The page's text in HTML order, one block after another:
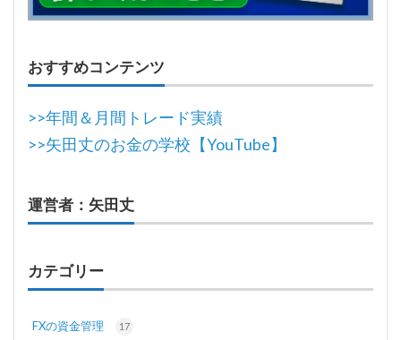
おすすめコンテンツ
>>年間＆月間トレード実績
>>矢田丈のお金の学校【YouTube】
運営者：矢田丈
カテゴリー
FXの資金管理 17